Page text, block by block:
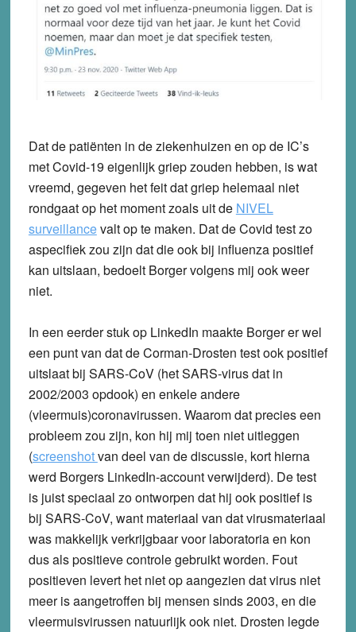
Dat de patiënten in de ziekenhuizen en op de IC’s
met Covid-19 eigenlijk griep zouden hebben, is wat
vreemd, gegeven het feit dat griep helemaal niet
rondgaat op het moment zoals uit de NIVEL
surveillancevalt op te maken. Dat de Covid test zo
aspecifiek zou zijn dat die ook bij influenza positief
kan uitslaan, bedoelt Borger volgens mij ook weer
niet.
In een eerder stuk op LinkedIn maakte Borger er wel
een punt van dat de Corman-Drosten test ook positief
uitslaat bij SARS-CoV (het SARS-virus dat in
2002/2003 opdook) en enkele andere
(vleermuis)coronavirussen. Waarom dat precies een
probleem zou zijn, kon hij mij toen niet uitleggen
(screenshotvan deel van de discussie, kort hierna
werd Borgers LinkedIn-account verwijderd). De test
is juist speciaal zo ontworpen dat hij ook positief is
bij SARS-CoV, want materiaal van dat virusmateriaal
was makkelijk verkrijgbaar voor laboratoria en kon
dus als positieve controle gebruikt worden. Fout
positieven levert het niet op aangezien dat virus niet
meer is aangetroffen bij mensen sinds 2003, en die
vleermuisvirussen natuurlijk ook niet. Drosten legde